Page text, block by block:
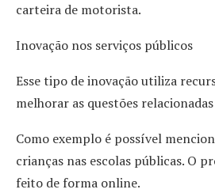
carteira de motorista.
Inovação nos serviços públicos
Esse tipo de inovação utiliza
melhorar as questões
Como exemplo é possível
crianças nas escolas públicas. O
feito de forma online.